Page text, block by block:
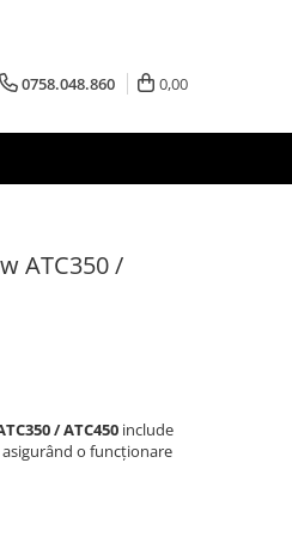
0758.048.860 0,00
ATC350 /
/ ATC450 include
o funcționare